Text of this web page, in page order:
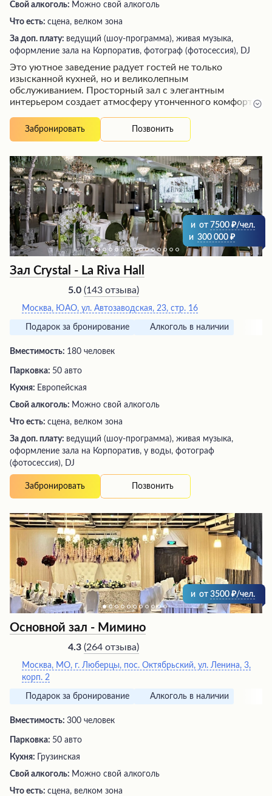
Свой алкоголь: Можно свой алкоголь
Что есть: сцена, велком зона
За доп. плату: ведущий (шоу-программа), живая музыка,
оформление зала на Корпоратив, фотограф (фотосессия), DJ
Это уютное заведение радует гостей не только
изысканной кухней, но и великолепным
обслуживанием. Просторный зал с элегантным
интерьером создает атмосферу утонченного комфорта.
блюд, сочетая классические рецепты с авторскими
изысками. Внимательный персонал обеспечивает
пожелания посетителей. Ценители отмечают
доступные цены и разнообразное меню, способное
удовлетворить самые изысканные вкусы.
Забронировать Позвонить
и от 7500
/чел.
и 300 000
Зал Crystal - La Riva Hall
5.0 (143 отзыва)
Москва, ЮАО, ул. Автозаводская, 23, стр. 16
Подарок за бронирование Алкоголь в наличии
Вместимость: 180 человек
Парковка: 50 авто
Кухня: Европейская
Свой алкоголь: Можно свой алкоголь
Что есть: сцена, велком зона
За доп. плату: ведущий (шоу-программа), живая музыка,
оформление зала на Корпоратив, у воды, фотограф
(фотосессия), DJ
Забронировать Позвонить
и от 3500 /чел.
Основной зал - Мимино
4.3 (264 отзыва)
Москва, МО, г. Люберцы, пос. Октябрьский, ул. Ленина, 3,
корп. 2
Подарок за бронирование Алкоголь в наличии
Вместимость: 300 человек
Парковка: 50 авто
Кухня:
Грузинская
Свой алкоголь: Можно свой алкоголь
Что есть: сцена, велком зона